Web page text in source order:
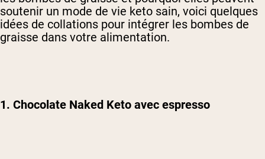
soutenir un mode de vie keto sain, voici quelques
idées de collations pour intégrer les bombes de
graisse dans votre alimentation.
1. Chocolate Naked Keto avec espresso